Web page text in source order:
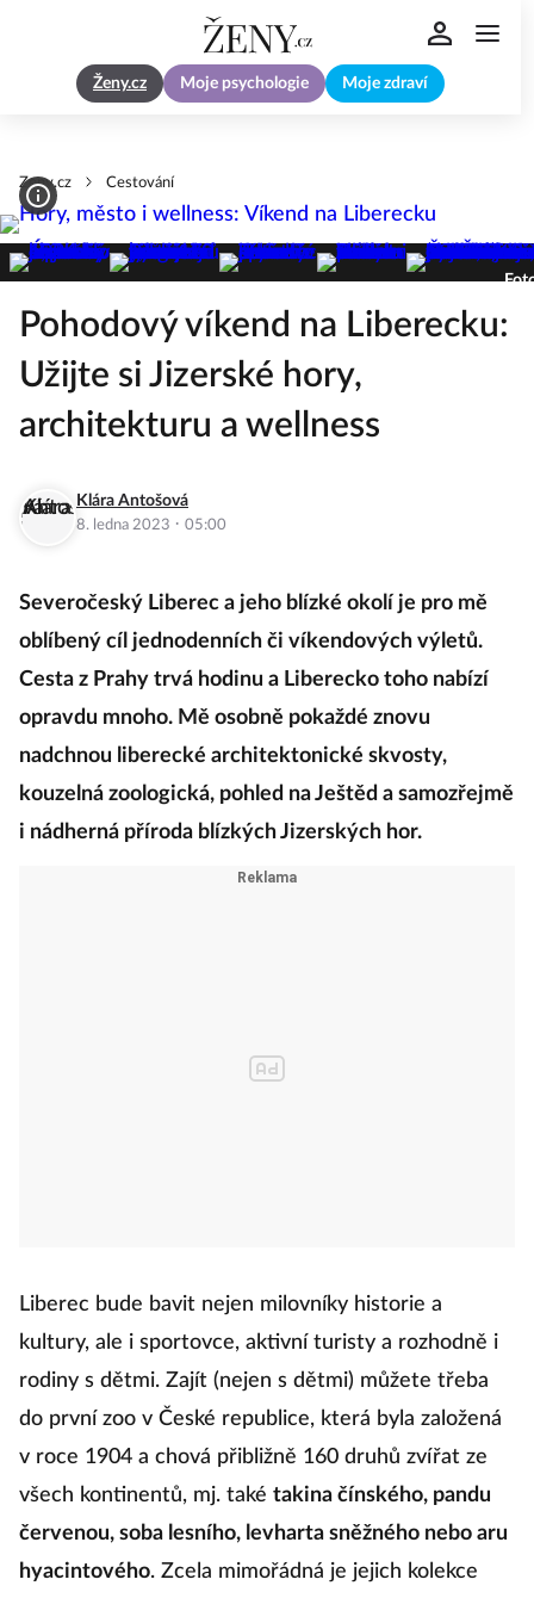
Ženy.cz Moje psychologie Moje zdraví
Zeny.cz Cestování
Pohodový víkend na Liberecku:
Užijte si Jizerské hory,
architekturu a wellness
Klára Antošová
8. ledna 2023 · 05:00
Severočeský Liberec a jeho blízké okolí je pro mě
oblíbený cíl jednodenních či víkendových výletů.
Cesta z Prahy trvá hodinu a Liberecko toho nabízí
opravdu mnoho. Mě osobně pokaždé znovu
nadchnou liberecké architektonické skvosty,
kouzelná zoologická, pohled na Ještěd a samozřejmě
i nádherná příroda blízkých Jizerských hor.
Liberec bude bavit nejen milovníky historie a
kultury, ale i sportovce, aktivní turisty a rozhodně i
rodiny s dětmi. Zajít (nejen s dětmi) můžete třeba
do první zoo v České republice, která byla založená
v roce 1904 a chová přibližně 160 druhů zvířat ze
všech kontinentů, mj. také takina čínského, pandu
červenou, soba lesního, levharta sněžného nebo aru
hyacintového. Zcela mimořádná je jejich kolekce